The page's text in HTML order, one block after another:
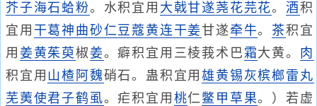
芥子海石蛤粉。水积宜用 大戟甘遂 荛花芫花。酒积
宜用 干葛神曲砂仁豆蔻 黄连干姜甘遂 牵牛。 茶积宜
用 姜黄茱萸椒姜。癖积宜用三棱莪术巴霜大黄。
肉
积宜用 山楂 阿魏硝石。蛊积宜用雄黄锡 灰槟榔雷丸
芜荑使君子鹤虱。疟积宜用 桃仁鳖甲 草果。）若虚